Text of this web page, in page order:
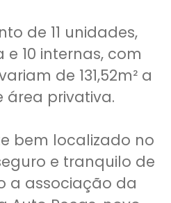
de 11 unidades,
e 10 internas, com
de 131,52m² a
área privativa.
bem localizado no
e tranquilo de
a associação da